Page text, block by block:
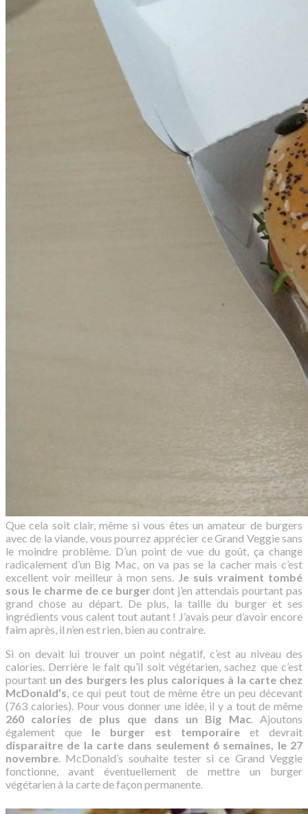
Que cela soit clair, même si vous êtes un amateur de burgers
avec de la viande, vous pourrez apprécier ce Grand Veggie sans
le moindre problème. D’un point de vue du goût, ça change
radicalement d’un Big Mac, on va pas se la cacher mais c’est
excellent voir meilleur à mon sens.
Je suis vraiment tombé
sous le charme de ce burger dont j’en attendais pourtant pas
grand chose au départ. De plus, la taille du burger et ses
ingrédients vous calent tout autant ! J’avais peur d’avoir encore
faim après, il n’en est rien, bien au contraire.
Si on devait lui trouver un point négatif, c’est au niveau des
calories. Derrière le fait qu’il soit végétarien, sachez que c’est
pourtant un des burgers les plus caloriques à la carte chez
McDonald’s , ce qui peut tout de même être un peu décevant
(763 calories). Pour vous donner une idée, il y a tout de même
260 calories de plus que dans un Big Mac. Ajoutons
également que le burger est temporaire et devrait
disparaitre de la carte dans seulement 6 semaines, le 27
novembre . McDonald’s souhaite tester si ce Grand Veggie
fonctionne, avant éventuellement de mettre un burger
végétarien à la carte de façon permanente.